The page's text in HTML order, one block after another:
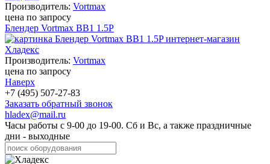
Производитель: Vortmax
цена по запросу
Блендер Vortmax BB1 1.5P
Производитель: Vortmax
цена по запросу
Наверх
+7 (495) 507-27-83
Заказать обратный звонок
hladex@mail.ru
Часы работы с 9-00 до 19-00. Сб и Вс, а также праздничные
дни - выходные